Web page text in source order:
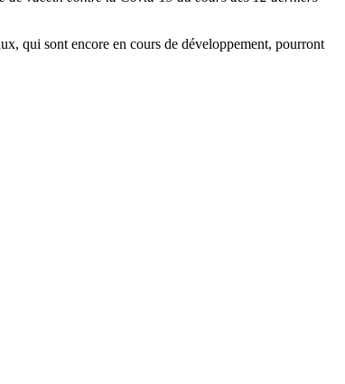
qui sont encore en cours de développement, pourront